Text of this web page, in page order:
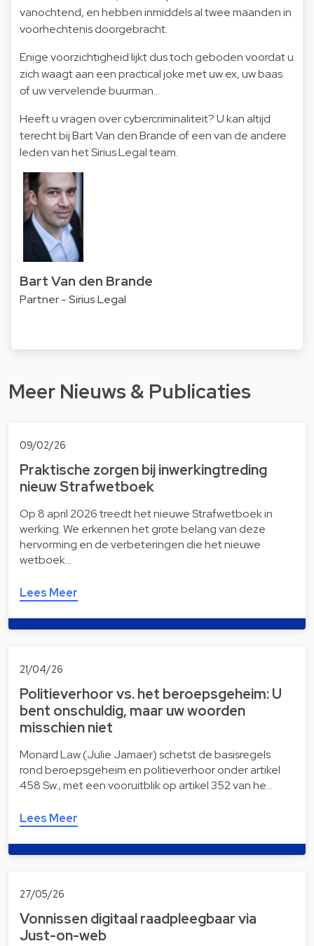
vanochtend, en hebben inmiddels al twee maanden in
voorhechtenis doorgebracht.
Enige voorzichtigheid lijkt dus toch geboden voordat u
zich waagt aan een practical joke met uw ex, uw baas
of uw vervelende buurman...
Heeft u vragen over cybercriminaliteit? U kan altijd
terecht bij Bart Van den Brande of een van de andere
leden van het Sirius Legal team.
Bart Van den Brande
Partner - Sirius Legal
Meer Nieuws & Publicaties
09/02/26
Praktische zorgen bij in­wer­king­tre­ding
nieuw Straf­wet­boek
Op 8 april 2026 treedt het nieuwe Strafwetboek in
werking. We erkennen het grote belang van deze
hervorming en de verbeteringen die het nieuwe
wetboek…
Lees Meer
21/04/26
Politieverhoor vs. het beroepsgeheim: U
bent onschuldig, maar uw woorden
misschien niet
Monard Law (Julie Jamaer) schetst de basisregels
rond beroepsgeheim en politieverhoor onder artikel
458 Sw., met een vooruitblik op artikel 352 van he…
Lees Meer
27/05/26
Vonnissen digitaal raad­pleeg­baar via
Just-on-web